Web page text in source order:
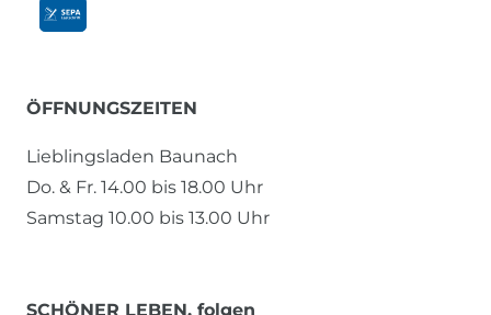
ÖFFNUNGSZEITEN
Lieblingsladen Baunach
Do. & Fr. 14.00 bis 18.00 Uhr
Samstag 10.00 bis 13.00 Uhr
SCHÖNER LEBEN. folgen